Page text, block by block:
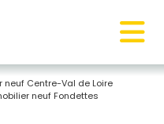
neuf Centre-Val de Loire
neuf Fondettes